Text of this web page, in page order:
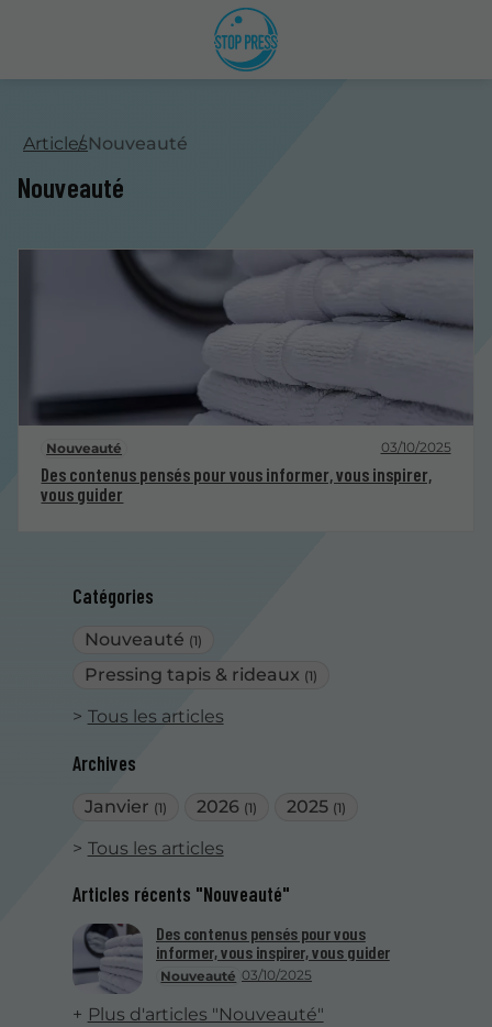
Catégories
Nouveauté (1)
Pressing tapis & rideaux (1)
Tous les articles
Archives
Janvier (1) 2026 (1) 2025 (1)
Tous les articles
Articles récents "Nouveauté"
Nouveauté 03/10/2025
Des contenus pensés pour vous
informer, vous inspirer, vous guider
Plus d'articles "Nouveauté"
ArticlesNouveauté
Nouveauté
Nouveauté 03/10/2025
Des contenus pensés pour vous informer, vous inspirer,
vous guider